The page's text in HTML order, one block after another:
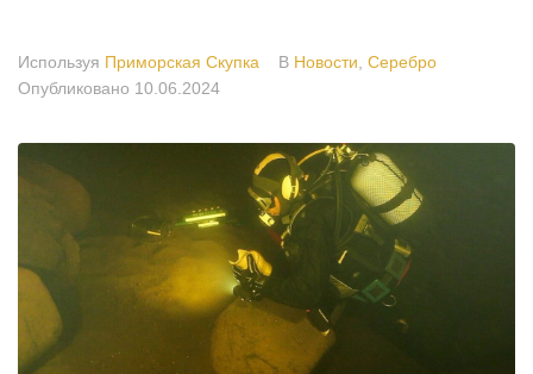
Используя Приморская Скупка В Новости Серебро
Опубликовано 10.06.2024